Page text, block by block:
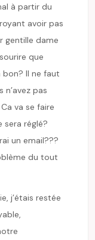
à partir du
avoir pas
gentille dame
que
Il ne faut
n’avez pas
va se faire
sera réglé?
un email???
du tout
j’étais restée